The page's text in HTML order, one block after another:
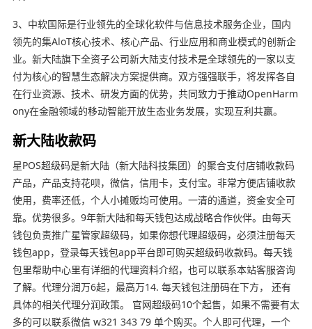
3、中软国际是行业领先的全球化软件与信息技术服务企业，国内
领先的集AloT核心技术、核心产品、行业应用和商业模式的创新企
业。新大陆旗下全资子公司新大陆支付技术是全球领先的一家以支
付为核心的智慧生态解决方案提供商。双方强强联手，将发挥各自
在行业资源、技术、研发方面的优势，共同致力于推动OpenHarm
ony在金融领域的移动智能开放生态业务发展，实现互利共赢。
新大陆收款码
星POS超级码是新大陆（新大陆科技集团）的聚合支付店铺收款码
产品，产品支持花呗，微信，信用卡，支付宝。非常方便店铺收款
使用，费率还低，个人小摊贩均可使用。一清的通道，资金安全可
靠。优势很多。9年新大陆和每天钱包达成战略合作伙伴。由每天
钱包负责推广星管家超级码，如果你想代理超级码，必须注册每天
钱包app，登录每天钱包app平台即可购买超级码收款码。每天钱
包里帮助中心里有详细的代理资料介绍，也可以联系本站客服咨询
了解。代理分润万6起，最高万14. 每天钱包注册码在下方， 还有
具体的相关代理分润政策。 官网超级码10个起售，如果不需要有太
多的可以联系微信 w321 343 79 单个购买。个人即可代理，一个